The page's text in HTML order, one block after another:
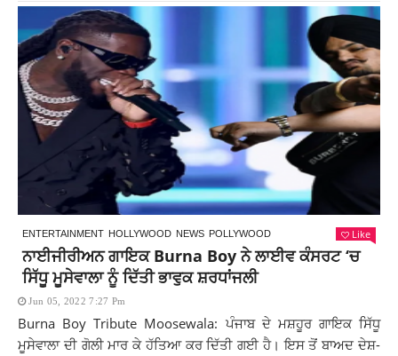
ENTERTAINMENT HOLLYWOOD NEWS POLLYWOOD Like
ਨਾਈਜੀਰੀਅਨ ਗਾਇਕ Burna Boy ਨੇ ਲਾਈਵ ਕੰਸਰਟ ‘ਚ
ਸਿੱਧੂ ਮੂਸੇਵਾਲਾ ਨੂੰ ਦਿੱਤੀ ਭਾਵੁਕ ਸ਼ਰਧਾਂਜਲੀ
Jun 05, 2022 7:27 Pm
Burna Boy Tribute Moosewala: ਪੰਜਾਬ ਦੇ ਮਸ਼ਹੂਰ ਗਾਇਕ ਸਿੱਧੂ
ਮੂਸੇਵਾਲਾ ਦੀ ਗੋਲੀ ਮਾਰ ਕੇ ਹੱਤਿਆ ਕਰ ਦਿੱਤੀ ਗਈ ਹੈ। ਇਸ ਤੋਂ ਬਾਅਦ ਦੇਸ਼-